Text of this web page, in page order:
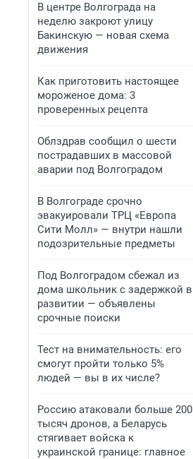
В центре Волгограда на
неделю закроют улицу
Бакинскую — новая схема
движения
Как приготовить настоящее
мороженое дома: 3
проверенных рецепта
Облздрав сообщил о шести
пострадавших в массовой
аварии под Волгоградом
В Волгограде срочно
эвакуировали ТРЦ «Европа
Сити Молл» — внутри нашли
подозрительные предметы
Под Волгоградом сбежал из
дома школьник с задержкой в
развитии — объявлены
срочные поиски
Тест на внимательность: его
смогут пройти только 5%
людей — вы в их числе?
Россию атаковали больше 200
тысяч дронов, а Беларусь
стягивает войска к
украинской границе: главное